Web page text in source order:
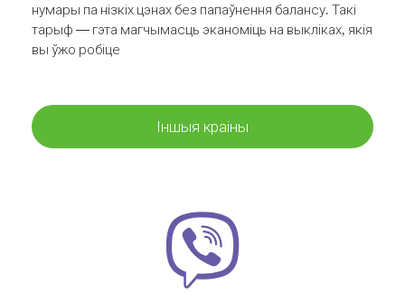
нумары па нізкіх цэнах без папаўнення балансу. Такі
тарыф — гэта магчымасць эканоміць на выкліках, якія
вы ўжо робіце
Іншыя краіны